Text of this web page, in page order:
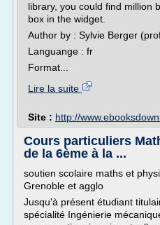
library, you could find million
box in the widget.
Author by : Sylvie Berger
Languange : fr
Format...
Lire la suite
Site : http://
Cours particuliers
de la 6ème à la ...
soutien scolaire maths et
Grenoble et agglo
Jusqu'à présent étudiant
spécialité Ingénierie